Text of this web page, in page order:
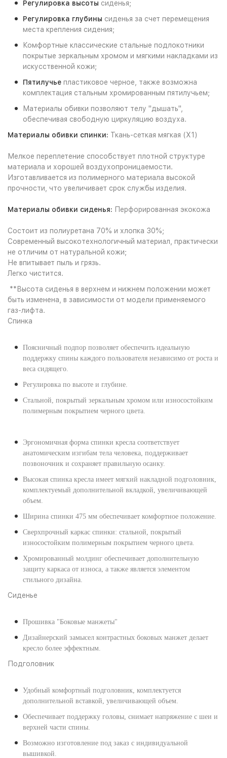
Регулировка высоты сиденья;
Регулировка глубины сиденья за счет перемещения
места крепления сидения;
Комфортные классические стальные подлокотники
покрытые зеркальным хромом и мягкими накладками из
искусственной кожи;
Пятилучье пластиковое черное, также возможна
комплектация стальным хромированным пятилучьем;
Материалы обивки позволяют телу "дышать",
обеспечивая свободную циркуляцию воздуха.
Материалы обивки спинки: Ткань-сеткая мягкая (Х1)
Мелкое переплетение способствует плотной структуре
материала и хорошей воздухопроницаемости.
Изготавливается из полимерного материала высокой
прочности, что увеличивает срок службы изделия.
Материалы обивки сиденья: Перфорированная экокожа
Состоит из полиуретана 70% и хлопка 30%;
Современный высокотехнологичный материал, практически
не отличим от натуральной кожи;
Не впитывает пыль и грязь.
Легко чистится.
**Высота сиденья в верхнем и нижнем положении может
быть изменена, в зависимости от модели применяемого
газ-лифта.
Спинка
Поясничный подпор позволяет обеспечить идеальную
поддержку спины каждого пользователя независимо от роста и
веса сидящего.
Регулировка по высоте и глубине.
Стальной, покрытый зеркальным хромом или износостойким
полимерным покрытием черного цвета.
Эргономичная форма спинки кресла соответствует
анатомическим изгибам тела человека, поддерживает
позвоночник и сохраняет правильную осанку.
Высокая спинка кресла имеет мягкий накладной подголовник,
комплектуемый дополнительной вкладкой, увеличивающей
объем.
Ширина спинки 475 мм обеспечивает комфортное положение.
Сверхпрочный каркас спинки: стальной, покрытый
износостойким полимерным покрытием черного цвета.
Хромированный молдинг обеспечивает дополнительную
защиту каркаса от износа, а также является элементом
стильного дизайна.
Сиденье
Прошивка "Боковые манжеты"
Дизайнерский замысел контрастных боковых манжет делает
кресло более эффектным.
Подголовник
Удобный комфортный подголовник, комплектуется
дополнительной вставкой, увеличивающей объем.
Обеспечивает поддержку головы, снимает напряжение с шеи и
верхней части спины.
Возможно изготовление под заказ с индивидуальной
вышивкой.